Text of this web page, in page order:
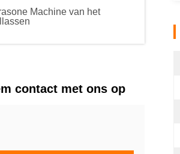
Machine van het
contact met ons op